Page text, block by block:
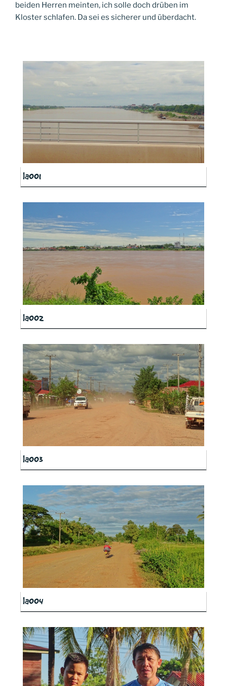
beiden Herren meinten, ich solle doch drüben im
Kloster schlafen. Da sei es sicherer und überdacht.
la001
la002
la003
la004